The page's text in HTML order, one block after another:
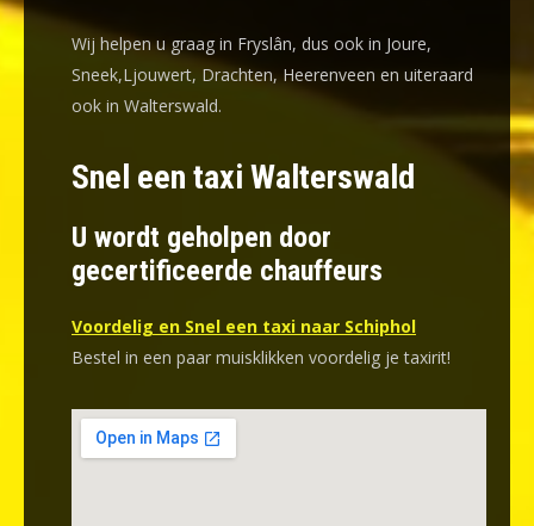
Wij helpen u graag in Fryslân, dus ook in Joure,
Sneek,Ljouwert, Drachten, Heerenveen en uiteraard
ook in Walterswald.
Snel een taxi Walterswald
U wordt geholpen door
gecertificeerde chauffeurs
Voordelig en Snel een taxi naar Schiphol
Bestel in een paar muisklikken voordelig je taxirit!